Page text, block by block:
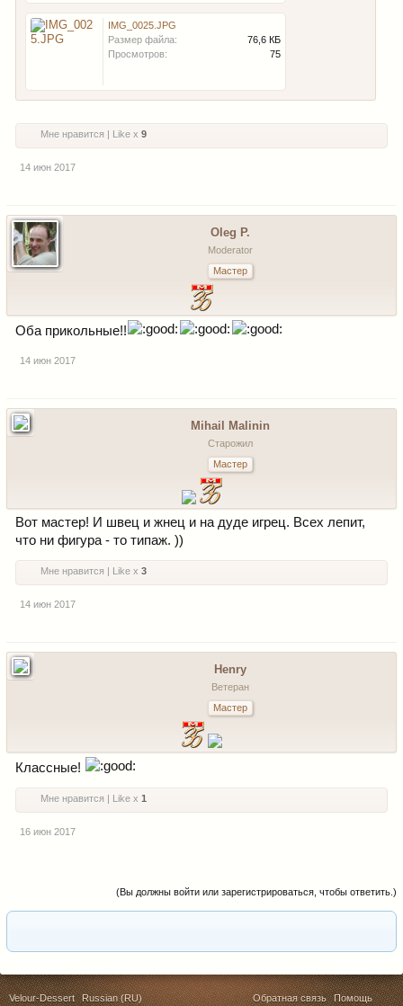
IMG_0025.JPG
Размер файла:
76,6 КБ
Просмотров:
75
Мне нравится | Like x 9
14 июн 2017
Oleg P.
Moderator
Мастер
Оба прикольные!!
14 июн 2017
Mihail Malinin
Старожил
Мастер
Вот мастер! И швец и жнец и на дуде игрец. Всех лепит,
что ни фигура - то типаж. ))
Мне нравится | Like x 3
14 июн 2017
Henry
Ветеран
Мастер
Классные!
Мне нравится | Like x 1
16 июн 2017
(Вы должны войти или зарегистрироваться, чтобы ответить.)
Velour-Dessert Russian (RU) Обратная связь Помощь